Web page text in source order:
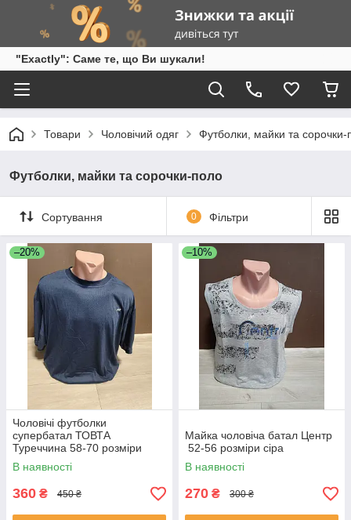
"Exactly": Саме те, що Ви шукали!
Товари Чоловічий одяг Футболки, майки та сорочки-
Футболки, майки та сорочки-поло
Сортування 0 Фільтри
–20%
Чоловічі футболки
супербатал ТОВТА
Туреччина 58-70 розміри
синя чорна
В наявності
360 ₴ 450 ₴
–10%
Майка чоловіча батал Центр
52-56 розміри сіра
В наявності
270 ₴ 300 ₴